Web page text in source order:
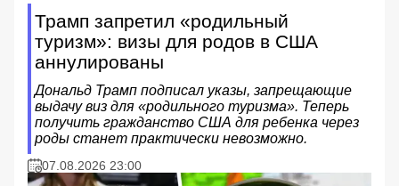
Трамп запретил «родильный
туризм»: визы для родов в США
аннулированы
Дональд Трамп подписал указы, запрещающие
выдачу виз для «родильного туризма». Теперь
получить гражданство США для ребенка через
роды станет практически невозможно.
07.08.2026 23:00